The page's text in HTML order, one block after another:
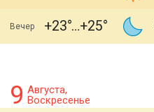
Вечер +23 +25
9 Августа,
Воскресенье